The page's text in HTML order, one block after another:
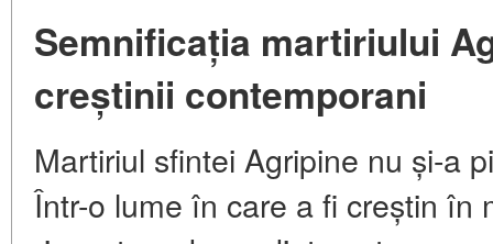
Semnificația martiriului
creștinii contemporani
Martiriul sfintei Agripine nu și-a
Într-o lume în care a fi creștin în